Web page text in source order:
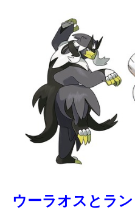
ウーラオスとラ